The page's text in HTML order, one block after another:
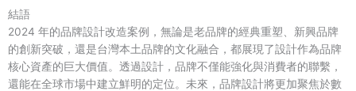
結語
2024 年的品牌設計改造案例，無論是老品牌的經典重塑、新興品牌
的創新突破，還是台灣本土品牌的文化融合，都展現了設計作為品牌
核心資產的巨大價值。透過設計，品牌不僅能強化與消費者的聯繫，
還能在全球市場中建立鮮明的定位。未來，品牌設計將更加聚焦於數